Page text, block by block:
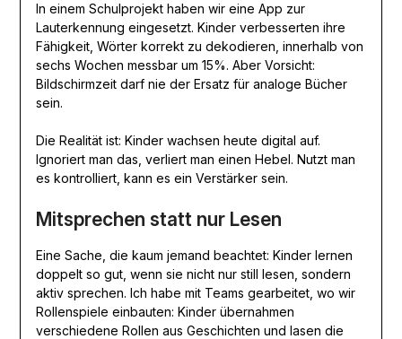
In einem Schulprojekt haben wir eine App zur
Lauterkennung eingesetzt. Kinder verbesserten ihre
Fähigkeit, Wörter korrekt zu dekodieren, innerhalb von
sechs Wochen messbar um 15%. Aber Vorsicht:
Bildschirmzeit darf nie der Ersatz für analoge Bücher
sein.
Die Realität ist: Kinder wachsen heute digital auf.
Ignoriert man das, verliert man einen Hebel. Nutzt man
es kontrolliert, kann es ein Verstärker sein.
Mitsprechen statt nur Lesen
Eine Sache, die kaum jemand beachtet: Kinder lernen
doppelt so gut, wenn sie nicht nur still lesen, sondern
aktiv sprechen. Ich habe mit Teams gearbeitet, wo wir
Rollenspiele einbauten: Kinder übernahmen
verschiedene Rollen aus Geschichten und lasen die